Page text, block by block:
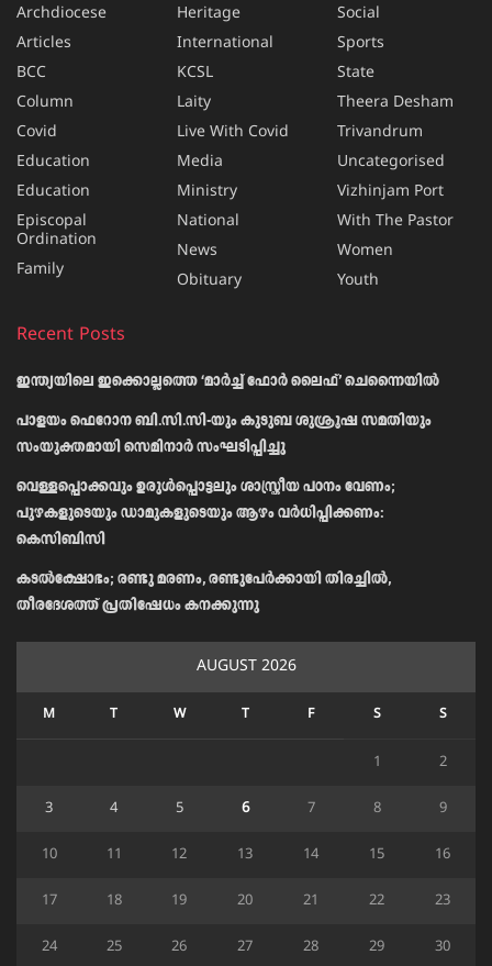
Archdiocese
Articles
BCC
Column
Covid
Education
Education
Episcopal
Ordination
Family
Heritage
International
KCSL
Laity
Live With Covid
Media
Ministry
National
News
Obituary
Social
Sports
State
Theera Desham
Trivandrum
Uncategorised
Vizhinjam Port
With The Pastor
Women
Youth
Recent Posts
ഇന്ത്യയിലെ ഇക്കൊല്ലത്തെ ‘മാർച്ച് ഫോർ ലൈഫ്’ ചെന്നൈയിൽ
പാളയം ഫെറോന ബി.സി.സി-യും കുടുബ ശുശ്രൂഷ സമതിയും
സംയുക്തമായി സെമിനാർ സംഘടിപ്പിച്ചു
വെള്ളപ്പൊക്കവും ഉരുള്‍പ്പൊട്ടലും ശാസ്ത്രീയ പഠനം വേണം;
പുഴകളുടെയും ഡാമുകളുടെയും ആഴം വര്‍ധിപ്പിക്കണം:
കെസിബിസി
കടൽക്ഷോഭം; രണ്ടു മരണം, രണ്ടുപേർക്കായി തിരച്ചിൽ,
തീരദേശത്ത് പ്രതിഷേധം കനക്കുന്നു
AUGUST 2026
M T W T F S S
1 2
3 4 5 6 7 8 9
10 11 12 13 14 15 16
17 18 19 20 21 22 23
24 25 26 27 28 29 30